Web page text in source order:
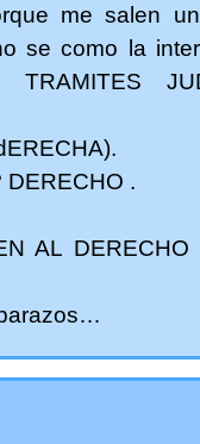
me salen
se como la
DERECHO .
AL DERECHO